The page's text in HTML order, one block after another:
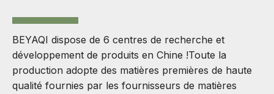
BEYAQI dispose de 6 centres de recherche et
développement de produits en Chine !Toute la
production adopte des matières premières de haute
qualité fournies par les fournisseurs de matières